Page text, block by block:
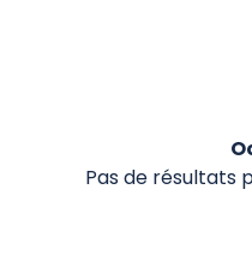
Pas de résultats